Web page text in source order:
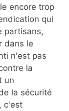
encore trop
qui
partisans,
dans le
n'est pas
la
un
la sécurité
c'est